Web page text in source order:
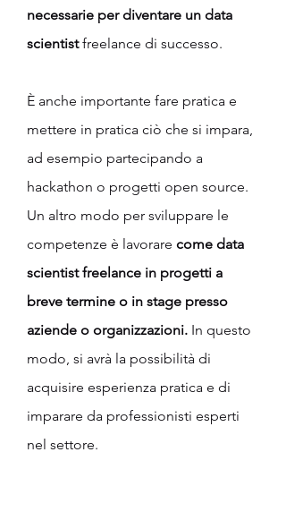
necessarie per diventare un data
scientist freelance di successo.
È anche importante fare pratica e
mettere in pratica ciò che si impara,
ad esempio partecipando a
hackathon o progetti open source.
Un altro modo per sviluppare le
competenze è lavorare come data
scientist freelance in progetti a
breve termine o in stage presso
aziende o organizzazioni. In questo
modo, si avrà la possibilità di
acquisire esperienza pratica e di
imparare da professionisti esperti
nel settore.